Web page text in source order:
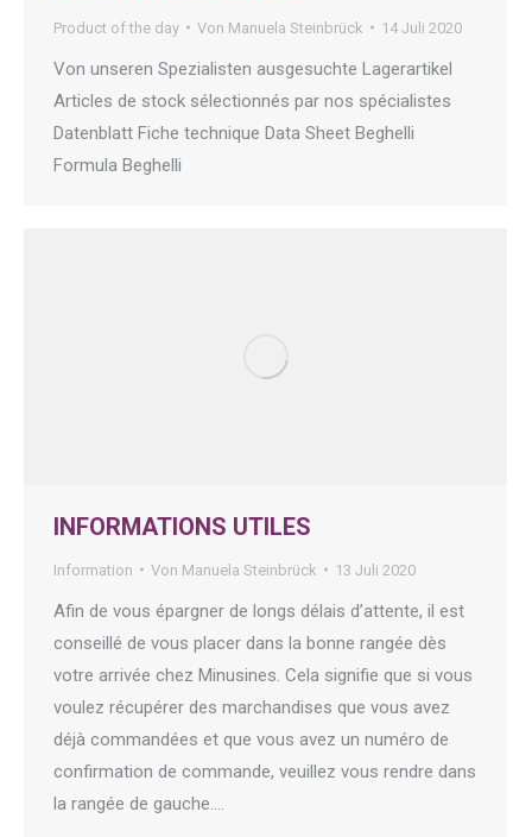
Product of the day Von Manuela Steinbrück 14 Juli 2020
Von unseren Spezialisten ausgesuchte Lagerartikel
Articles de stock sélectionnés par nos spécialistes
Datenblatt Fiche technique Data Sheet Beghelli
Formula Beghelli
INFORMATIONS UTILES
Information Von Manuela Steinbrück 13 Juli 2020
Afin de vous épargner de longs délais d’attente, il est
conseillé de vous placer dans la bonne rangée dès
votre arrivée chez Minusines. Cela signifie que si vous
voulez récupérer des marchandises que vous avez
déjà commandées et que vous avez un numéro de
confirmation de commande, veuillez vous rendre dans
la rangée de gauche.…